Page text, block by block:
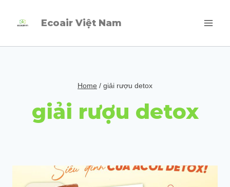
Ecoair Việt Nam
Home / giải rượu detox
giải rượu detox